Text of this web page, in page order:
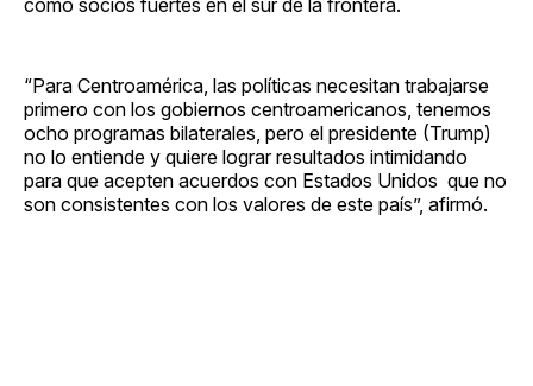
“Para Centroamérica, las políticas necesitan trabajarse
primero con los gobiernos centroamericanos, tenemos
ocho programas bilaterales, pero el presidente (Trump)
no lo entiende y quiere lograr resultados intimidando
para que acepten acuerdos con Estados Unidos que no
son consistentes con los valores de este país”, afirmó.